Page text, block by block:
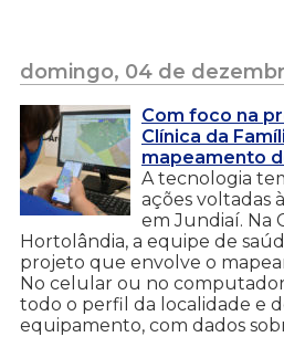
domingo, 04 de
Com foco na
Clínica da
mapeamento
A tecnologia
ações voltadas
em Jundiaí. Na
Hortolândia, a equipe de
projeto que envolve o
No celular ou no
todo o perfil da localidade e
equipamento, com dados